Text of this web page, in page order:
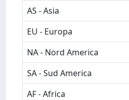
AS - Asia
EU - Europa
NA - Nord America
SA - Sud America
AF - Africa